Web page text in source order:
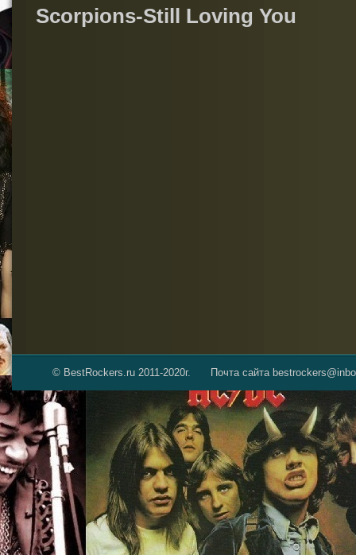
Scorpions-Still Loving You
© BestRockers.ru 2011-2020г. Почта сайта